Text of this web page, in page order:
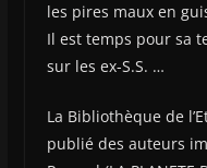
les pires maux en
Il est temps pour sa
sur les ex-S.S. …
La Bibliothèque de
publié des auteurs